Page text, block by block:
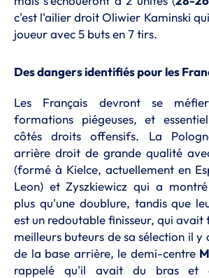
c'est l'ailier droit Oliwier Kaminski
joueur avec 5 buts en 7 tirs.
Des dangers identifiés pour les
Les Français devront se
formations piégeuses, et
côtés droits offensifs. La
arrière droit de grande qualité
(formé à Kielce, actuellement en
Leon) et Zyszkiewicz qui a
plus qu'une doublure, tandis que
est un redoutable finisseur, qui
meilleurs buteurs de sa sélection il y
de la base arrière, le demi-centre
rappelé qu'il avait du bras et